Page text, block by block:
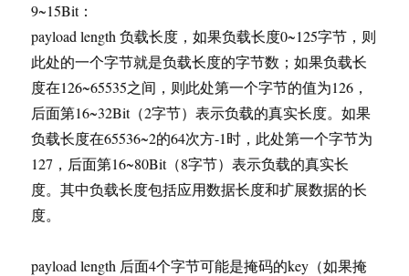
9~15Bit：
payload length 负载长度，如果负载长度0~125字节，则
此处的一个字节就是负载长度的字节数；如果负载长
度在126~65535之间，则此处第一个字节的值为126，
后面第16~32Bit（2字节）表示负载的真实长度。如果
负载长度在65536~2的64次方-1时，此处第一个字节为
127，后面第16~80Bit（8字节）表示负载的真实长
度。其中负载长度包括应用数据长度和扩展数据的长
度。
payload length 后面4个字节可能是掩码的key（如果掩